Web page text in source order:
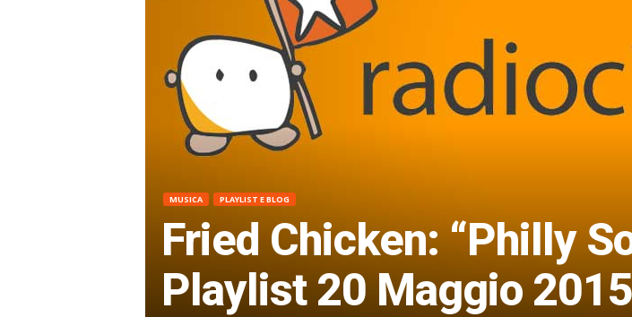
MUSICA PLAYLIST E BLOG
Fried Chicken: “Philly
Playlist 20 Maggio